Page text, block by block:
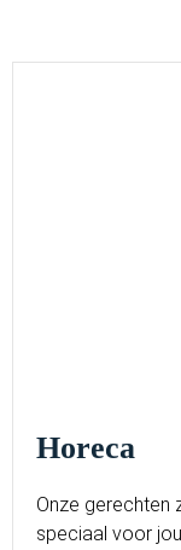
Horeca
Onze gerechten
speciaal voor